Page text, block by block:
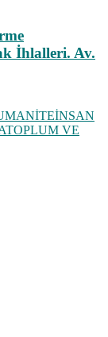
İhlalleri. Av.
İNSAN
TOPLUM VE